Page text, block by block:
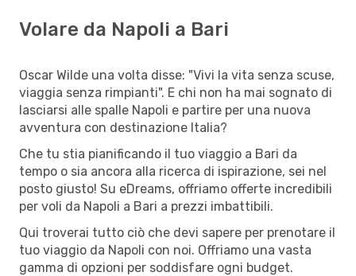
Volare da Napoli a Bari
Oscar Wilde una volta disse: "Vivi la vita senza scuse,
viaggia senza rimpianti". E chi non ha mai sognato di
lasciarsi alle spalle Napoli e partire per una nuova
avventura con destinazione Italia?
Che tu stia pianificando il tuo viaggio a Bari da
tempo o sia ancora alla ricerca di ispirazione, sei nel
posto giusto! Su eDreams, offriamo offerte incredibili
per voli da Napoli a Bari a prezzi imbattibili.
Qui troverai tutto ciò che devi sapere per prenotare il
tuo viaggio da Napoli con noi. Offriamo una vasta
gamma di opzioni per soddisfare ogni budget.